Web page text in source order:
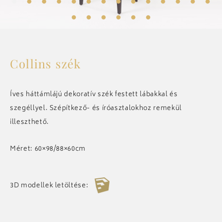
KIEGÉSZÍTŐK
CSILLÁROK
REFERENCIÁK
Collins szék
Íves háttámlájú dekoratív szék festett lábakkal és
szegéllyel. Szépítkező- és íróasztalokhoz remekül
illeszthető.
Méret: 60×98/88×60cm
3D modellek letöltése: